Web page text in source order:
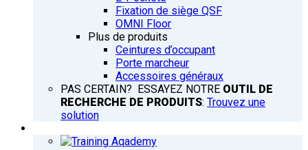
Fixation de siège QSF
OMNI Floor
Plus de produits
Ceintures d’occupant
Porte marcheur
Accessoires généraux
PAS CERTAIN? ESSAYEZ NOTRE OUTIL DE
RECHERCHE DE PRODUITS: Trouvez une
solution